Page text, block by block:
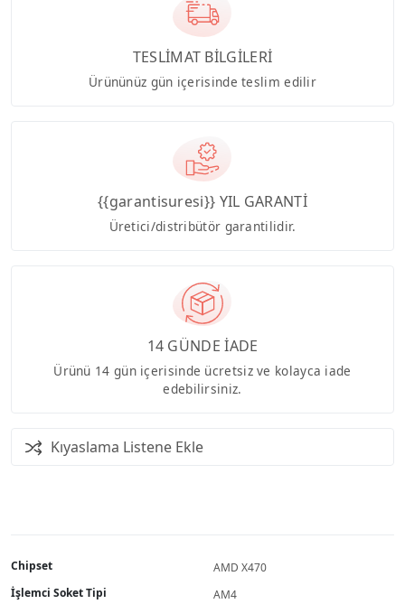
TESLİMAT BİLGİLERİ
Ürününüz gün içerisinde teslim edilir
{{garantisuresi}} YIL GARANTİ
Üretici/distribütör garantilidir.
14 GÜNDE İADE
Ürünü 14 gün içerisinde ücretsiz ve kolayca iade
edebilirsiniz.
Kıyaslama Listene Ekle
Chipset
AMD X470
İşlemci Soket Tipi
AM4